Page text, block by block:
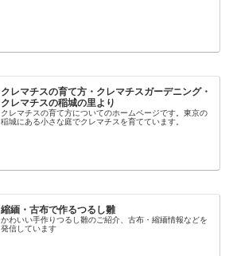
クレマチスの育て方・クレマチスガーデニング・
クレマチスの稲城の里より
クレマチスの育て方についてのホームページです。東京の
稲城にある小さな庭でクレマチスを育てています。
縮緬・古布で作るつるし雛
かわいい手作りつるし雛のご紹介、古布・縮緬情報などを
発信しています